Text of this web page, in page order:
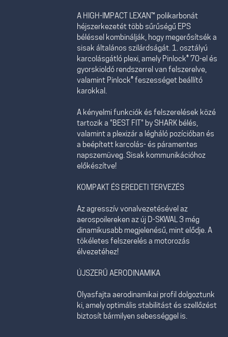
A HIGH-IMPACT LEXAN™ polikarbonát
héjszerkezetét több sűrűségű EPS
béléssel kombinálják, hogy megerősítsék a
sisak általános szilárdságát. 1. osztályú
karcolásgátló plexi, amely Pinlock® 70-el és
gyorskioldó rendszerrel van felszerelve,
valamint Pinlock® feszességet beállító
karokkal.
A kényelmi funkciók és felszerelések közé
tartozik a "BEST FIT" by SHARK bélés,
valamint a plexizár a légháló pozícióban és
a beépített karcolás- és páramentes
napszemüveg. Sisak kommunikációhoz
előkészítve!
KOMPAKT ÉS EREDETI TERVEZÉS
Az agresszív vonalvezetésével az
aerospoilereken az új D-SKWAL 3 még
dinamikusabb megjelenésű, mint elődje. A
tökéletes felszerelés a motorozás
élvezetéhez!
ÚJSZERŰ AERODINAMIKA
Olyasfajta aerodinamikai profil dolgoztunk
ki, amely optimális stabilitást és szellőzést
biztosít bármilyen sebességgel is.